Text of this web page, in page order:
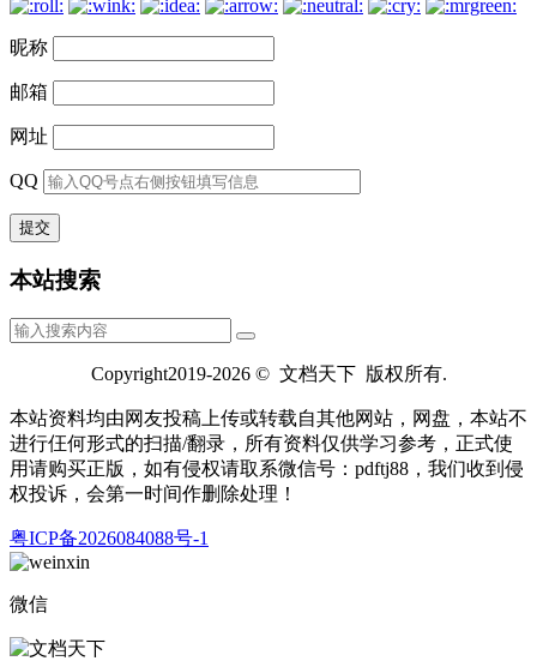
昵称
邮箱
网址
QQ
本站搜索
Copyright2019-2026 © 文档天下 版权所有.
本站资料均由网友投稿上传或转载自其他网站，网盘，本站不
进行仼何形式的扫描/翻录，所有资料仅供学习参考，正式使
用请购买正版，如有侵权请取系微信号：pdftj88，我们收到侵
权投诉，会第一时间作删除处理！
粤ICP备2026084088号-1
微信